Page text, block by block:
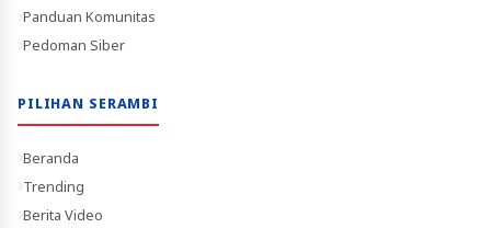
Panduan Komunitas
Pedoman Siber
PILIHAN SERAMBI
Beranda
Trending
Berita Video